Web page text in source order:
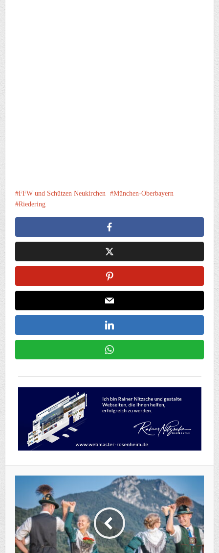
FFW und Schützen Neukirchen
München-Oberbayern
Riedering